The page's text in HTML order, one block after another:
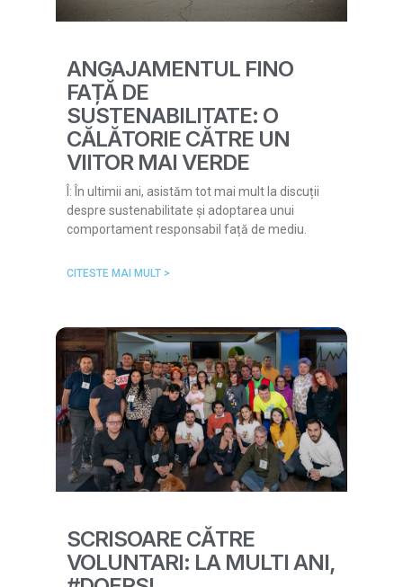
ANGAJAMENTUL FINO
FAȚĂ DE
SUSTENABILITATE: O
CĂLĂTORIE CĂTRE UN
VIITOR MAI VERDE
Î: În ultimii ani, asistăm tot mai mult la discuții
despre sustenabilitate și adoptarea unui
comportament responsabil față de mediu.
CITESTE MAI MULT >
SCRISOARE CĂTRE
VOLUNTARI: LA MULTI ANI,